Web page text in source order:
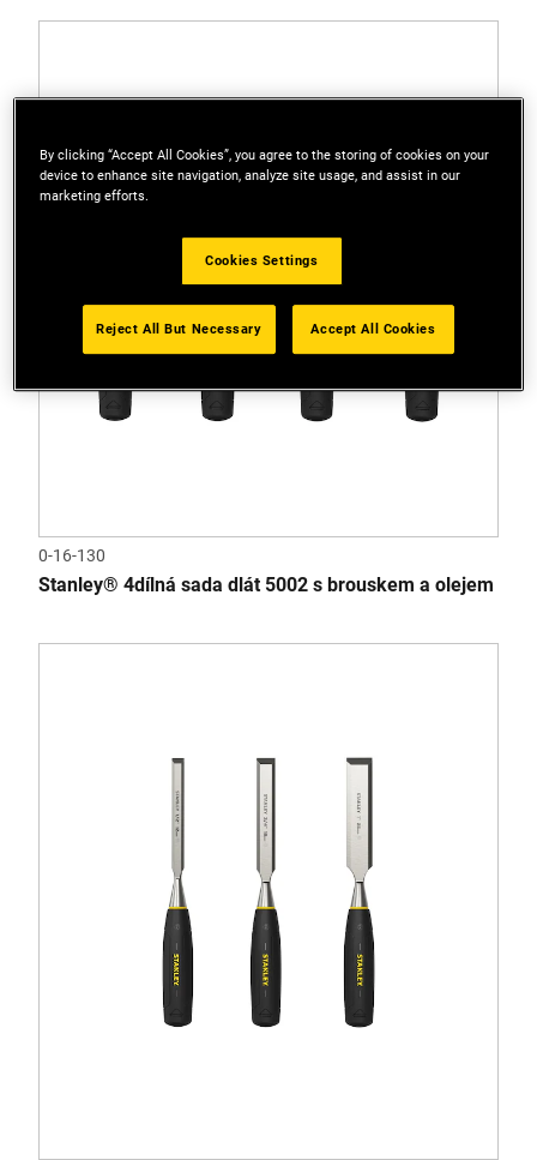
0-16-130
Stanley® 4dílná sada dlát 5002 s brouskem a olejem
By clicking “Accept All Cookies”, you agree to the storing of cookies on your
device to enhance site navigation, analyze site usage, and assist in our
marketing efforts.
Cookies Settings
Reject All But Necessary Accept All Cookies